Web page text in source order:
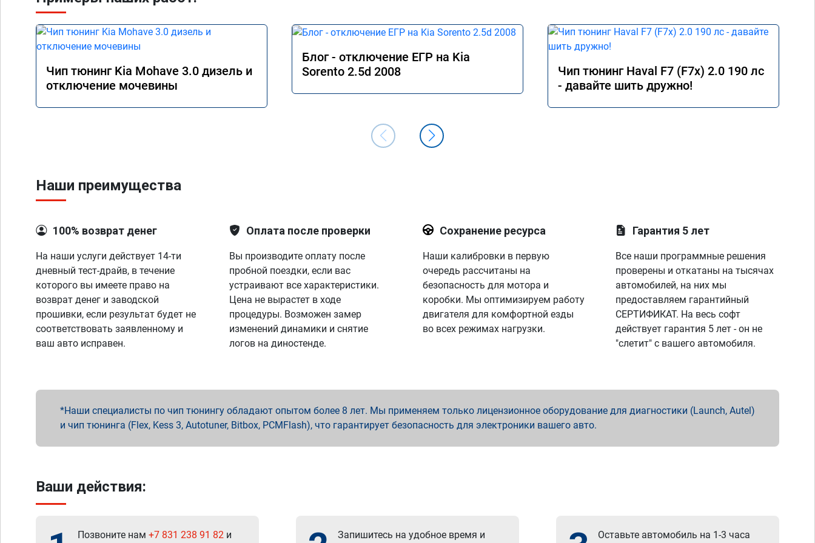
Чип тюнинг Kia Mohave 3.0 дизель и
отключение мочевины
Блог - отключение ЕГР на Kia
Sorento 2.5d 2008
Чип тюнинг Haval F7 (F7x) 2.0 190 лс
- давайте шить дружно!
Наши преимущества
100% возврат денег
На наши услуги действует 14-ти
дневный тест-драйв, в течение
которого вы имеете право на
возврат денег и заводской
прошивки, если результат будет не
соответствовать заявленному и
ваш авто исправен.
Оплата после проверки
Вы производите оплату после
пробной поездки, если вас
устраивают все характеристики.
Цена не вырастет в ходе
процедуры. Возможен замер
изменений динамики и снятие
логов на диностенде.
Сохранение ресурса
Наши калибровки в первую
очередь рассчитаны на
безопасность для мотора и
коробки. Мы оптимизируем работу
двигателя для комфортной езды
во всех режимах нагрузки.
Гарантия 5 лет
Все наши программные решения
проверены и откатаны на тысячах
автомобилей, на них мы
предоставляем гарантийный
СЕРТИФИКАТ. На весь софт
действует гарантия 5 лет - он не
"слетит" с вашего автомобиля.
Наши специалисты по чип тюнингу обладают опытом более 8 лет. Мы применяем только лицензионное оборудование для диагностики (Launch, Autel)
и чип тюнинга (Flex, Kess 3, Autotuner, Bitbox, PCMFlash), что гарантирует безопасность для электроники вашего авто.
Ваши действия:
Позвоните нам +7 831 238 91 82 и Запишитесь на удобное время и Оставьте автомобиль на 1-3 часа